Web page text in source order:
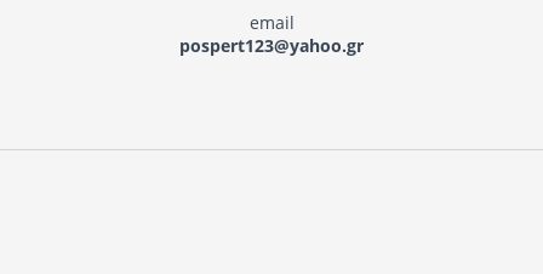
email
pospert123@yahoo.gr